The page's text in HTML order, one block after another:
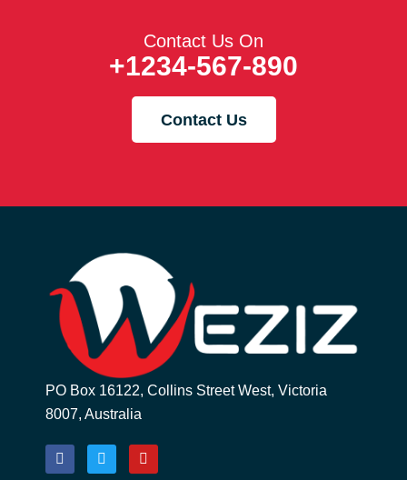
Contact Us On
+1234-567-890
Contact Us
PO Box 16122, Collins Street West, Victoria
8007, Australia